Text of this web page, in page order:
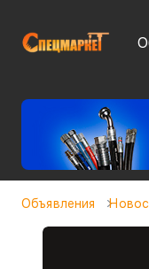
Объявления